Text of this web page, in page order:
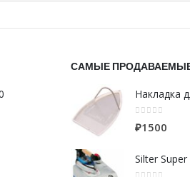
САМЫЕ
0
₽1500
Silter